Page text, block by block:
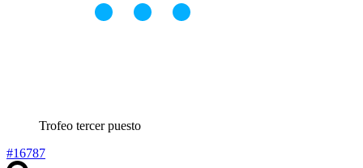
Trofeo tercer puesto
#16787